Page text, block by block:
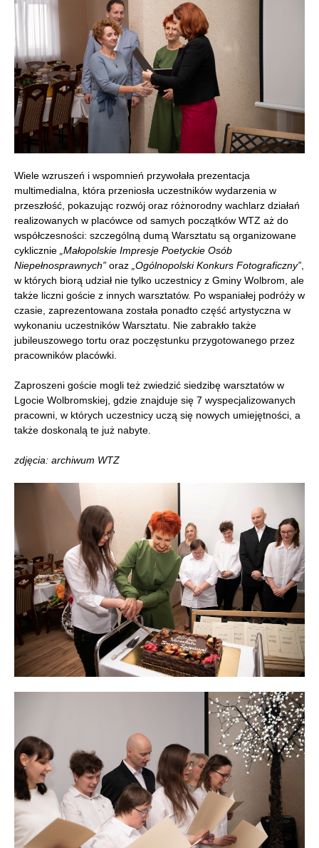
Wiele wzruszeń i wspomnień przywołała prezentacja
multimedialna, która przeniosła uczestników wydarzenia w
przeszłość, pokazując rozwój oraz różnorodny wachlarz działań
realizowanych w placówce od samych początków WTZ aż do
współczesności: szczególną dumą Warsztatu są organizowane
cyklicznie „Małopolskie Impresje Poetyckie Osób
Niepełnosprawnych” oraz „Ogólnopolski Konkurs Fotograficzny”
w których biorą udział nie tylko uczestnicy z Gminy Wolbrom, ale
także liczni goście z innych warsztatów. Po wspaniałej podróży w
czasie, zaprezentowana została ponadto część artystyczna w
wykonaniu uczestników Warsztatu. Nie zabrakło także
jubileuszowego tortu oraz poczęstunku przygotowanego przez
pracowników placówki.
Zaproszeni goście mogli też zwiedzić siedzibę warsztatów w
Lgocie Wolbromskiej, gdzie znajduje się 7 wyspecjalizowanych
pracowni, w których uczestnicy uczą się nowych umiejętności, a
także doskonalą te już nabyte.
zdjęcia: archiwum WTZ